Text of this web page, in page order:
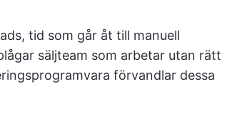
tid som går åt till manuell
säljteam som arbetar utan rätt
förvandlar dessa